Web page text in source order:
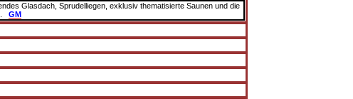
Glasdach, Sprudelliegen, exklusiv thematisierte Saunen und die
GM